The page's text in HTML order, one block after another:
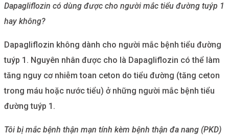
Dapagliflozin có dùng được cho người mắc tiểu đường tuýp 1
hay không?
Dapagliflozin không dành cho người mắc bệnh tiểu đường
tuýp 1. Nguyên nhân được cho là Dapagliflozin có thể làm
tăng nguy cơ nhiễm toan ceton do tiểu đường (tăng ceton
trong máu hoặc nước tiểu) ở những người mắc bệnh tiểu
đường tuýp 1.
Tôi bị mắc bệnh thận mạn tính kèm bệnh thận đa nang (PKD)